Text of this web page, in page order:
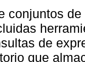
conjuntos
de
que